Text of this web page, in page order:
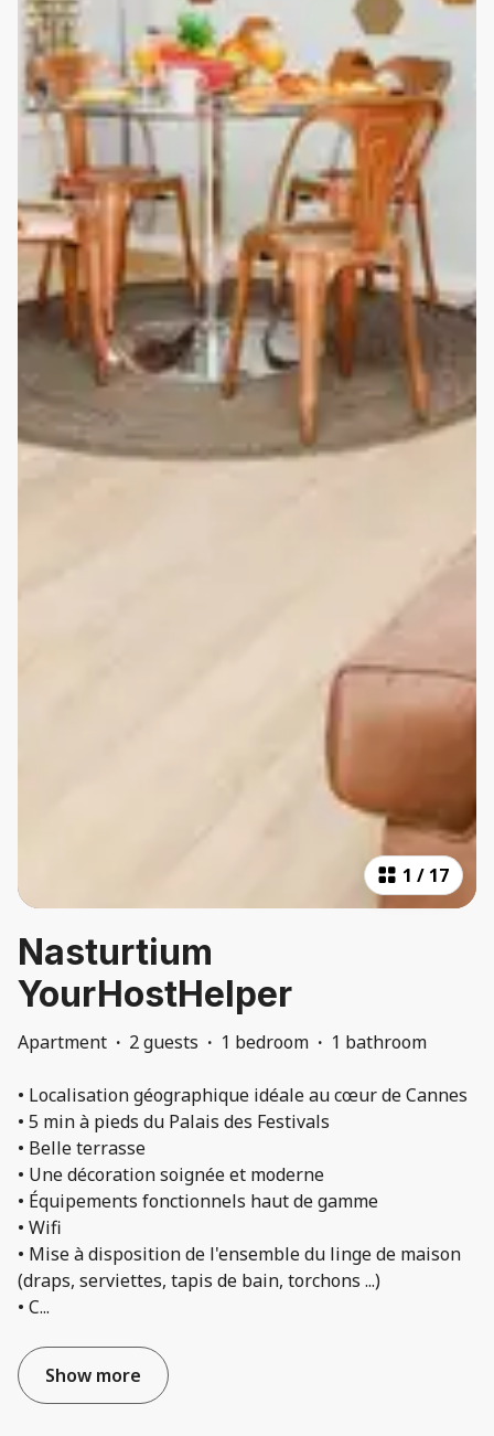
1 / 17
Nasturtium
YourHostHelper
Apartment · 2 guests · 1 bedroom · 1 bathroom
• Localisation géographique idéale au cœur de Cannes
• 5 min à pieds du Palais des Festivals
• Belle terrasse
• Une décoration soignée et moderne
• Équipements fonctionnels haut de gamme
• Wifi
• Mise à disposition de l'ensemble du linge de maison
(draps, serviettes, tapis de bain, torchons ...)
• C...
Show more